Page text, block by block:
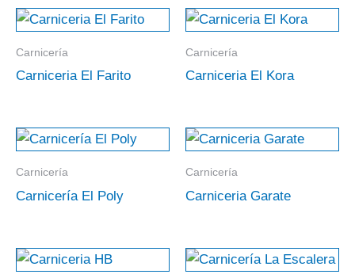
Carnicería
Carniceria El Farito
Carnicería
Carniceria El Kora
Carnicería
Carnicería El Poly
Carnicería
Carniceria Garate